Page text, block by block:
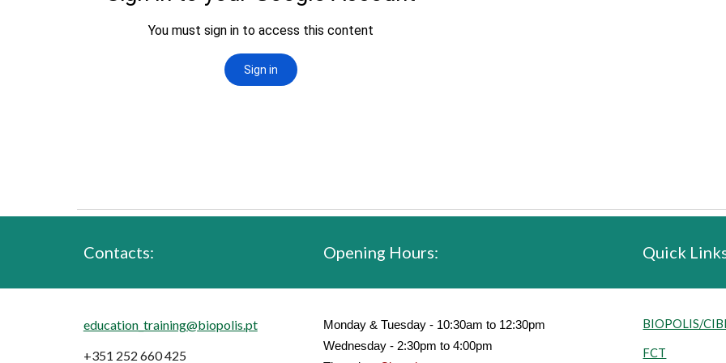
Contacts: Opening Hours: Quick
education_training@biopolis.pt
+351 252 660 425
Monday & Tuesday - 10:30am to 12:30pm
Wednesday - 2:30pm to 4:00pm
BIOPOLIS/
FCT